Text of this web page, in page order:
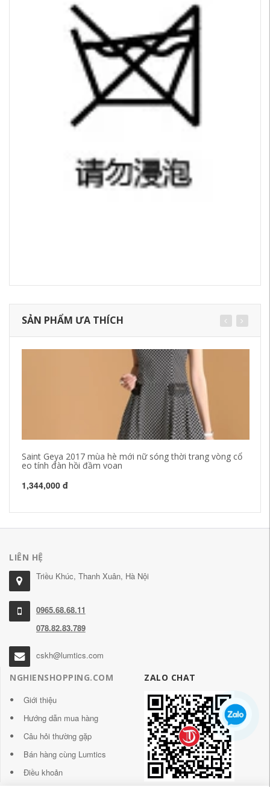
SẢN PHẨM ƯA THÍCH
Saint Geya 2017 mùa hè mới nữ sóng thời trang vòng cổ
eo tính đàn hồi đầm voan
1,344,000 đ
LIÊN HỆ
Triều Khúc, Thanh Xuân, Hà Nội
0965.68.68.11
078.82.83.789
cskh@lumtics.com
NGHIENSHOPPING.COM
Giới thiệu
Hướng dẫn mua hàng
Câu hỏi thường gặp
Bán hàng cùng Lumtics
Điều khoản
ZALO CHAT